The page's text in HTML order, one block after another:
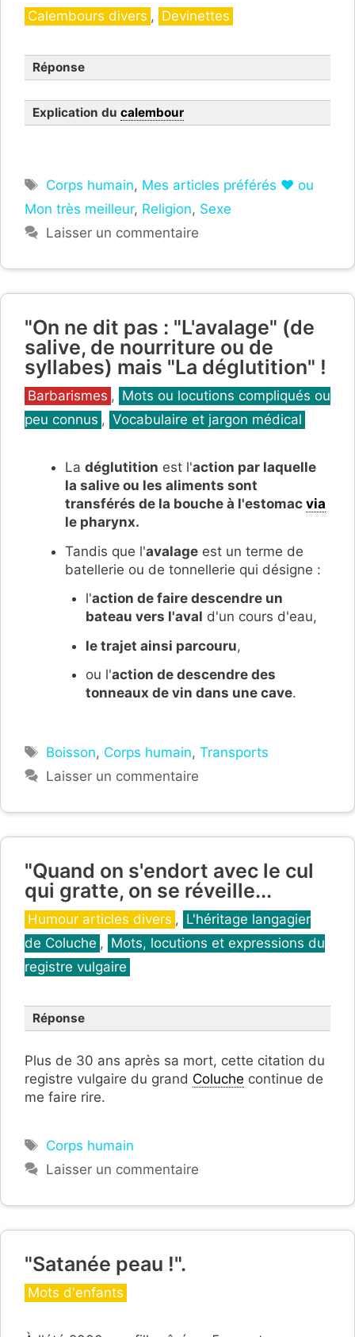
Catégories
Calembours divers , Devinettes
Réponse
Explication du calembour
Étiquettes
Corps humain, Mes articles préférés ❤ ou
Mon très meilleur, Religion, Sexe
Laisser un commentaire
"On ne dit pas : "L'avalage" (de
salive, de nourriture ou de
syllabes) mais "La déglutition" !
Catégories
Barbarismes , Mots ou locutions compliqués ou
peu connus , Vocabulaire et jargon médical
La déglutition est l'action par laquelle
la salive ou les aliments sont
transférés de la bouche à l'estomac via
le pharynx.
Tandis que l'avalage est un terme de
batellerie ou de tonnellerie qui désigne :
l'action de faire descendre un
bateau vers l'aval d'un cours d'eau,
le trajet ainsi parcouru,
ou l'action de descendre des
tonneaux de vin dans une cave.
Étiquettes
Boisson, Corps humain,Transports
Laisser un commentaire
"Quand on s'endort avec le cul
qui gratte, on se réveille...
Catégories
Humour articles divers , L'héritage langagier
de Coluche , Mots, locutions et expressions du
registre vulgaire
Réponse
Plus de 30 ans après sa mort, cette citation du
registre vulgaire du grand Coluche continue de
me faire rire.
Étiquettes
Corps humain
Laisser un commentaire
"Satanée peau !".
Catégories
Mots d'enfants